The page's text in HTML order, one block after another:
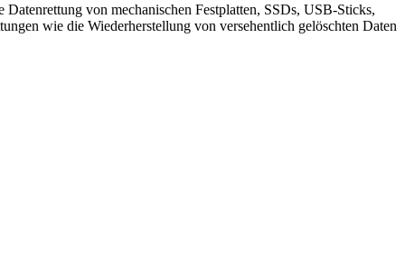
von mechanischen Festplatten, SSDs, USB-Sticks,
wie die Wiederherstellung von versehentlich gelöschten Daten